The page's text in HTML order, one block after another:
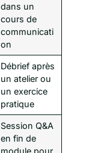
dans un
cours de
communicati
on
Débrief après
un atelier ou
un exercice
pratique
Session Q&A
en fin de